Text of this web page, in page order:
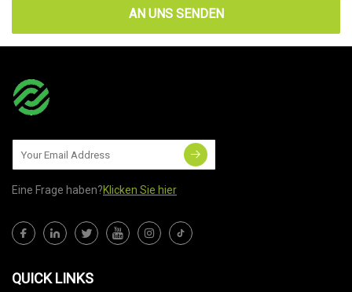
AN UNS SENDEN
Eine Frage haben?Klicken Sie hier
QUICK LINKS